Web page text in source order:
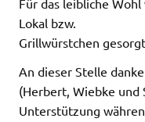
Lokal bzw.
Grillwürstchen gesorgt.
An dieser Stelle
(Herbert, Wiebke
Unterstützung